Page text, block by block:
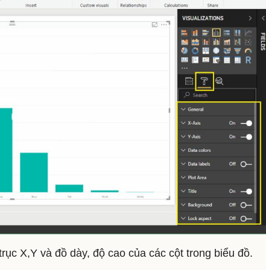
X,Y và đồ dày, độ cao của các cột trong biểu đồ.